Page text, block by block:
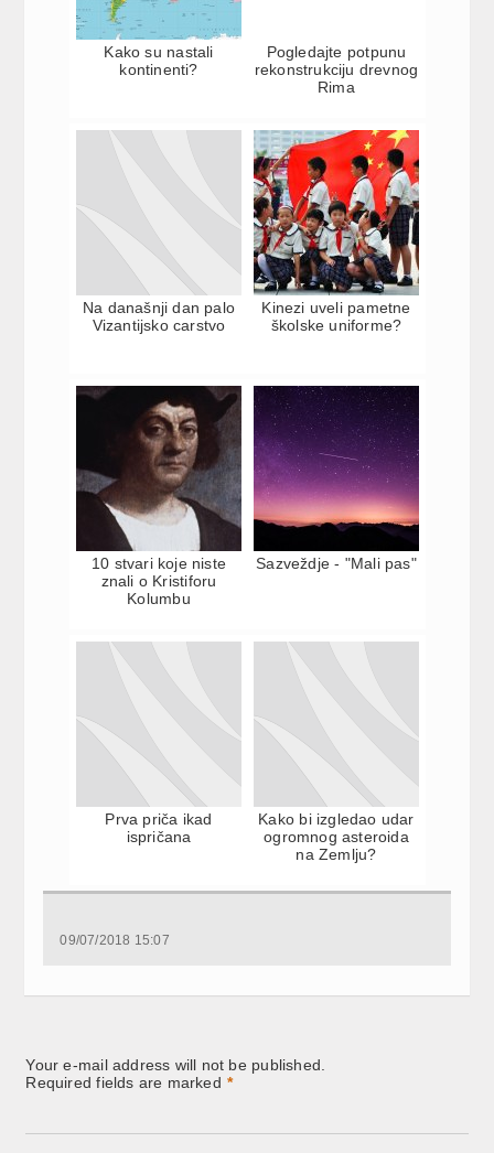
Kako su nastali
kontinenti?
Pogledajte potpunu
rekonstrukciju drevnog
Rima
Na današnji dan palo
Vizantijsko carstvo
Kinezi uveli pametne
školske uniforme?
10 stvari koje niste
znali o Kristiforu
Kolumbu
Sazveždje - "Mali pas"
Prva priča ikad
ispričana
Kako bi izgledao udar
ogromnog asteroida
na Zemlju?
09/07/2018 15:07
Your e-mail address will not be published.
Required fields are marked *